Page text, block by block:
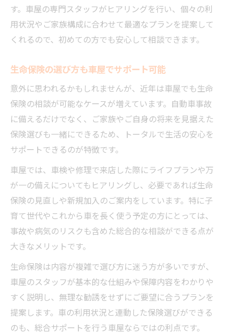
す。車屋の専門スタッフがヒアリングを行い、個々の利
用状況やご家族構成に合わせて最適なプランを提案して
くれるので、初めての方でも安心して相談できます。
生命保険の選び方も車屋でサポート可能
意外に思われるかもしれませんが、近年は車屋でも生命
保険の相談が可能なケースが増えています。自動車事故
に備えるだけでなく、ご家族やご自身の将来を見据えた
保険選びも一緒にできるため、トータルで生活の安心を
サポートできるのが特徴です。
車屋では、車検や修理で来店した際にライフプランや万
が一の備えについてもヒアリングし、必要であれば生命
保険の見直しや新規加入のご案内をしています。特に子
育て世代やこれから車を長く使う予定の方にとっては、
事故や病気のリスクも含めた総合的な相談ができる点が
大きなメリットです。
生命保険は内容が複雑で選び方に迷う方が多いですが、
車屋のスタッフが基本的な仕組みや保障内容をわかりや
すく説明し、無理な勧誘をせずにご要望に合うプランを
提案します。車の利用状況と連動した保険選びができる
のも、総合サポートを行う車屋ならではの利点です。